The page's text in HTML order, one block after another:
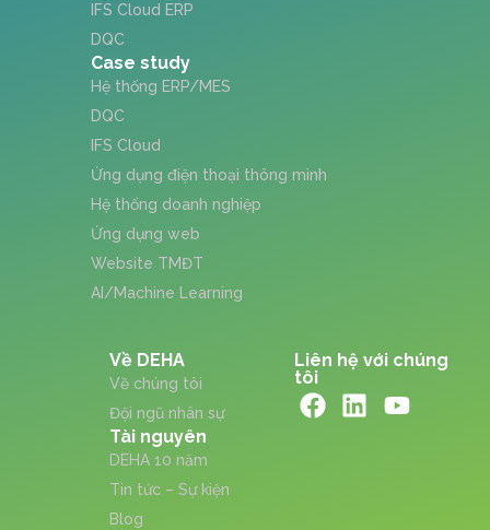
IFS Cloud ERP
DQC
Case study
Hệ thống ERP/MES
DQC
IFS Cloud
Ứng dụng điện thoại thông minh
Hệ thống doanh nghiệp
Ứng dụng web
Website TMĐT
AI/Machine Learning
Về DEHA
Về chúng tôi
Đội ngũ nhân sự
Tài nguyên
DEHA 10 năm
Tin tức – Sự kiện
Blog
Liên hệ với chúng
tôi